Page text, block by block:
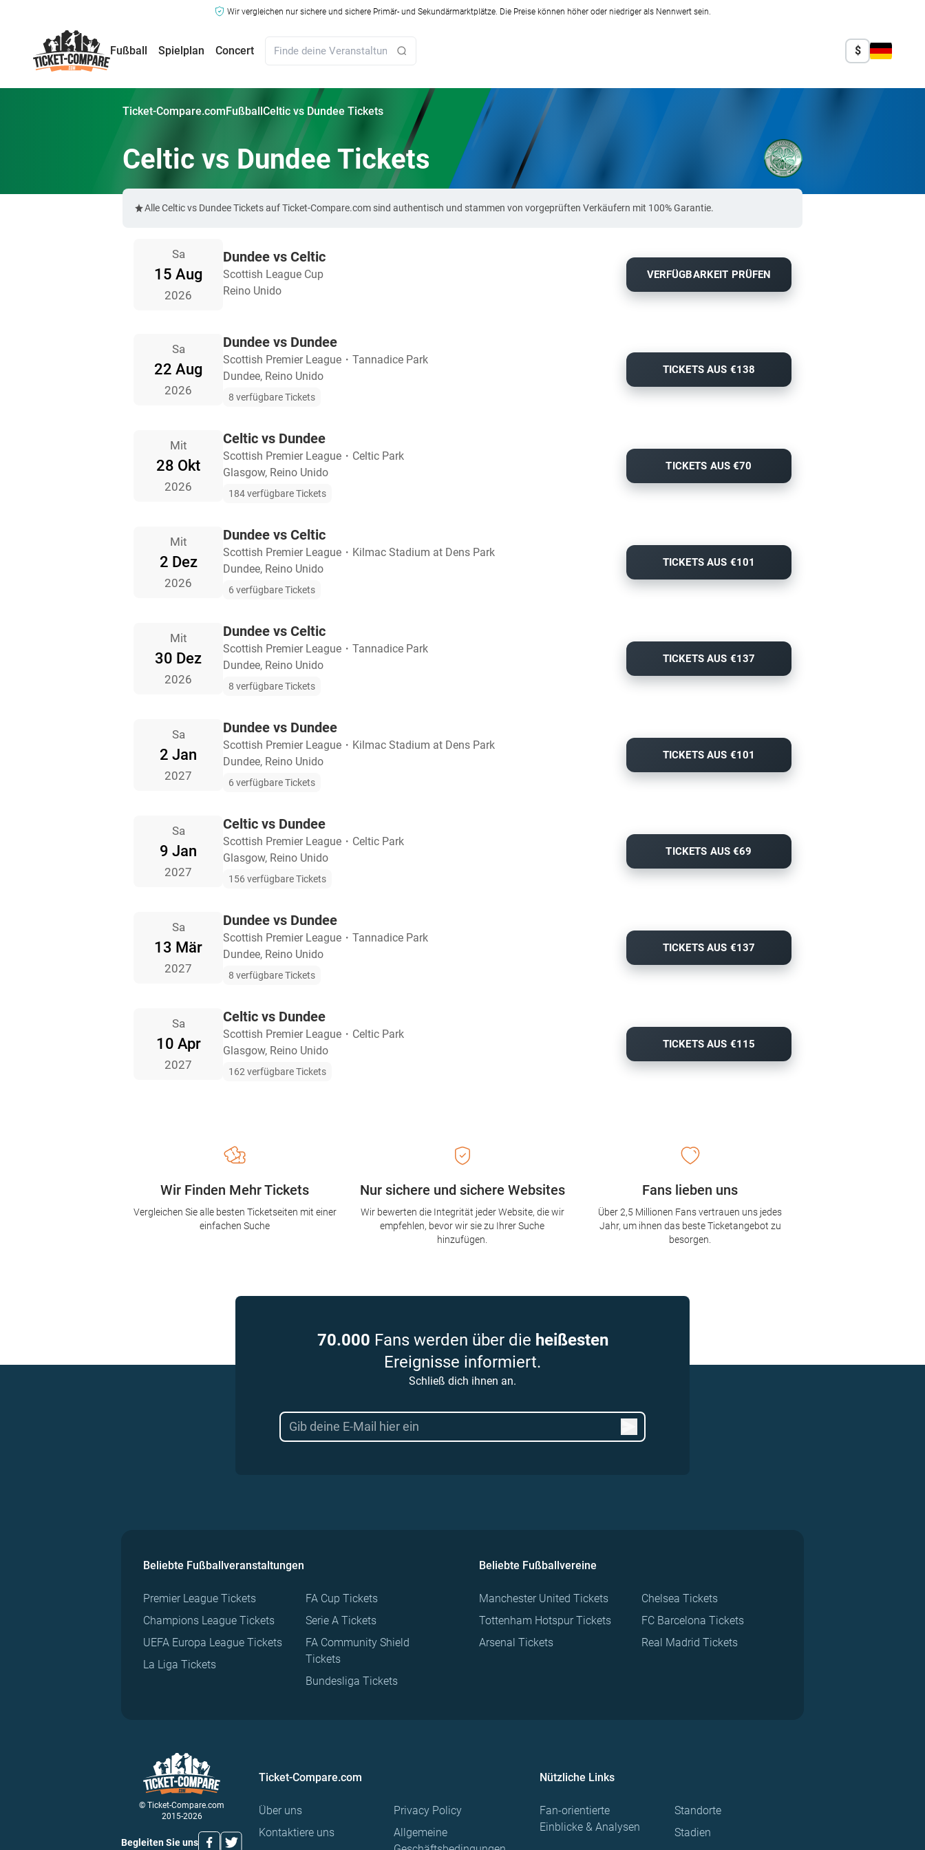
Wir vergleichen nur sichere und sichere Primär- und Sekundärmarktplätze. Die Preise können höher oder niedriger als Nennwert sein.
Fußball Spielplan Concert $
Ticket-Compare.comFußballCeltic vs Dundee Tickets
Celtic vs Dundee Tickets
Alle Celtic vs Dundee Tickets auf Ticket-Compare.com sind authentisch und stammen von vorgeprüften Verkäufern mit 100% Garantie.
Sa
15 Aug
2026
Dundee vs Celtic
Scottish League Cup
Reino Unido
VERFÜGBARKEIT PRÜFEN
Sa
22 Aug
2026
Dundee vs Dundee
Scottish Premier League ・ Tannadice Park
Dundee, Reino Unido
8 verfügbare Tickets
TICKETS AUS €138
Mit
28 Okt
2026
Celtic vs Dundee
Scottish Premier League ・ Celtic Park
Glasgow, Reino Unido
184 verfügbare Tickets
TICKETS AUS €70
Mit
2 Dez
2026
Dundee vs Celtic
Scottish Premier League ・ Kilmac Stadium at Dens Park
Dundee, Reino Unido
6 verfügbare Tickets
TICKETS AUS €101
Mit
30 Dez
2026
Dundee vs Celtic
Scottish Premier League ・ Tannadice Park
Dundee, Reino Unido
8 verfügbare Tickets
TICKETS AUS €137
Sa
2 Jan
2027
Dundee vs Dundee
Scottish Premier League ・ Kilmac Stadium at Dens Park
Dundee, Reino Unido
6 verfügbare Tickets
TICKETS AUS €101
Sa
9 Jan
2027
Celtic vs Dundee
Scottish Premier League ・ Celtic Park
Glasgow, Reino Unido
156 verfügbare Tickets
TICKETS AUS €69
Sa
13 Mär
2027
Dundee vs Dundee
Scottish Premier League ・ Tannadice Park
Dundee, Reino Unido
8 verfügbare Tickets
TICKETS AUS €137
Sa
10 Apr
2027
Celtic vs Dundee
Scottish Premier League ・ Celtic Park
Glasgow, Reino Unido
162 verfügbare Tickets
TICKETS AUS €115
Nur sichere und sichere Websites
Wir bewerten die Integrität jeder Website, die wir
empfehlen, bevor wir sie zu Ihrer Suche
hinzufügen.
Wir Finden Mehr Tickets
Vergleichen Sie alle besten Ticketseiten mit einer
einfachen Suche
Fans lieben uns
Über 2,5 Millionen Fans vertrauen uns jedes
Jahr, um ihnen das beste Ticketangebot zu
besorgen.
70.000 Fans werden über die heißesten
Ereignisse informiert.
Schließ dich ihnen an.
Beliebte Fußballveranstaltungen
Premier League Tickets
Champions League Tickets
UEFA Europa League Tickets
La Liga Tickets
FA Cup Tickets
Serie A Tickets
FA Community Shield
Tickets
Bundesliga Tickets
Beliebte Fußballvereine
Manchester United Tickets
Tottenham Hotspur Tickets
Arsenal Tickets
Chelsea Tickets
FC Barcelona Tickets
Real Madrid Tickets
© Ticket-Compare.com
2015-2026
Begleiten Sie uns
Ticket-Compare.com
Über uns
Kontaktiere uns
Privacy Policy
Allgemeine
Nützliche Links
Fan-orientierte
Einblicke & Analysen
Standorte
Stadien